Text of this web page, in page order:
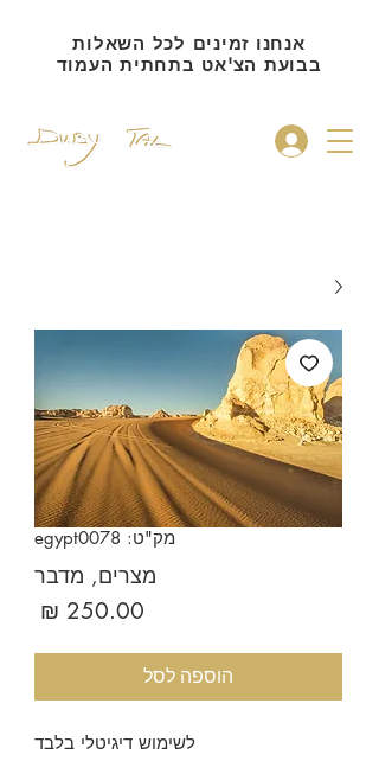
אנחנו זמינים לכל השאלות
בבועת הצ'אט בתחתית העמוד
מק"ט: egypt0078
מצרים, מדבר
הוספה לסל
לשימוש דיגיטלי בלבד